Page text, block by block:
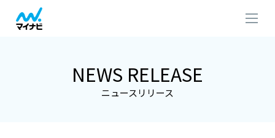
NEWS RELEASE
ニュースリリース